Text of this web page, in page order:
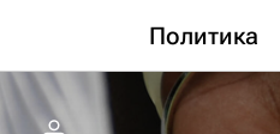
Политика